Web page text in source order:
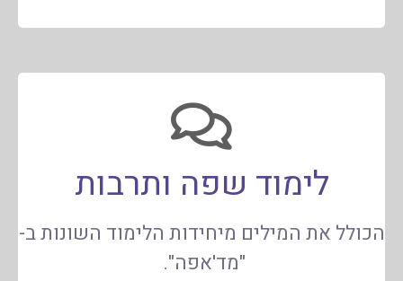
לימוד שפה ותרבות
הכולל את המילים מיחידות הלימוד השונות ב-
"מד'אפה".